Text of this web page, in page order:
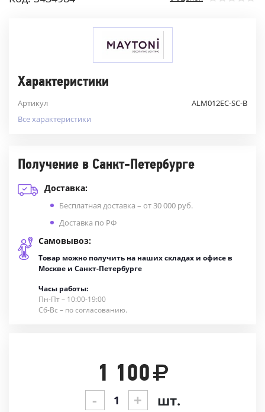
Характеристики
Артикул
ALM012EC-SC-B
Все характеристики
Получение в Санкт-Петербурге
Доставка:
Бесплатная доставка – от 30 000 руб.
Доставка по РФ
Самовывоз:
Товар можно получить на наших складах и офисе в
Москве и Санкт-Петербурге
Часы работы:
Пн-Пт – 10:00-19:00
Сб-Вс – по согласованию.
1 100
- + шт.